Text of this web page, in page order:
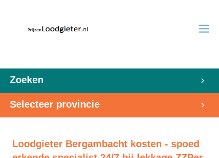
Zoeken
Selecteer provincie
Loodgieter Bergambacht kosten - spoed